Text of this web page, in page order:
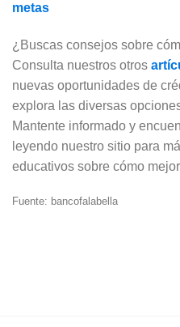
metas
¿Buscas consejos sobre
Consulta nuestros otros
nuevas oportunidades de
explora las diversas
Mantente informado y
leyendo nuestro sitio para
educativos sobre cómo
Fuente: bancofalabella